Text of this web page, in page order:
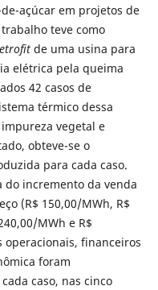
açúcar em projetos de
teve como
de uma usina para
elétrica pela queima
42 casos de
térmico dessa
vegetal e
obteve-se o
para cada caso.
do incremento da venda
(R$ 150,00/MWh, R$
MWh e R$
operacionais, financeiros
foram
caso, nas cinco